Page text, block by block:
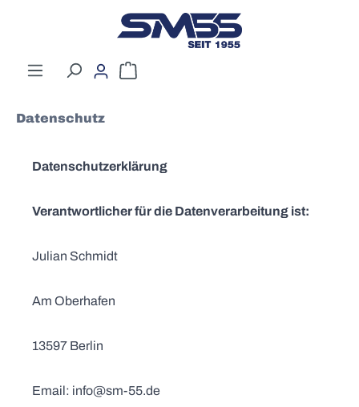
Zum Hauptinhalt springen
Warenkorb enthält 0 Positionen. Der
Datenschutz
Datenschutzerklärung
Verantwortlicher für die Datenverarbeitung ist:
Julian Schmidt
Am Oberhafen
13597 Berlin
Email: info@sm-55.de